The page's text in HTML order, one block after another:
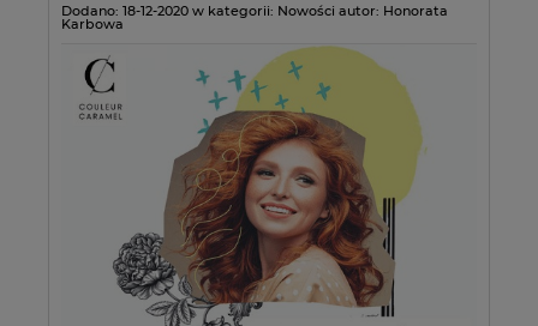
Dodano: 18-12-2020 w kategorii: Nowości autor: Honorata
Karbowa